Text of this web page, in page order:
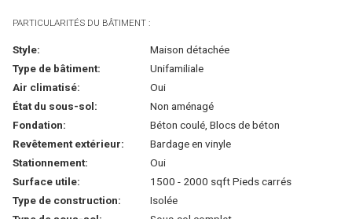
PARTICULARITÉS DU BÂTIMENT :
Style:
Maison détachée
Type de bâtiment:
Unifamiliale
Air climatisé:
Oui
État du sous-sol:
Non aménagé
Fondation:
Béton coulé, Blocs de béton
Revêtement extérieur:
Bardage en vinyle
Stationnement:
Oui
Surface utile:
1500 - 2000 sqft Pieds carrés
Type de construction:
Isolée